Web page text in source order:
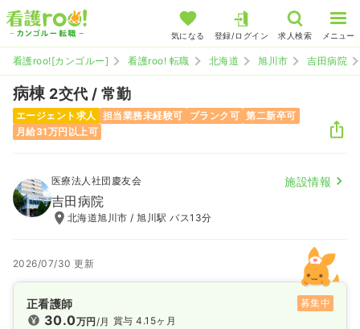
気になる 登録/ログイン 求人検索 メニュー
看護roo![カンゴルー] 看護roo! 転職 北海道 旭川市 吉田病院
病棟 2交代 / 常勤
エージェント求人 担当業務未経験可 ブランク可 第二新卒可
月給31万円以上可
医療法人社団慶友会 施設情報
吉田病院
北海道旭川市 / 旭川駅 バス13分
2026/07/30 更新
正看護師 募集中
30.0万円/月 賞与 4.15ヶ月